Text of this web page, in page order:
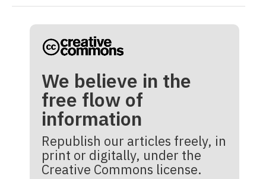
We believe in the
free flow of
information
Republish our articles freely, in
print or digitally, under the
Creative Commons license.